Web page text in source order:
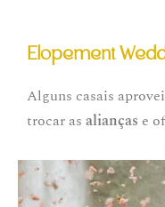
Elopement
Alguns casais
trocar as alianças e